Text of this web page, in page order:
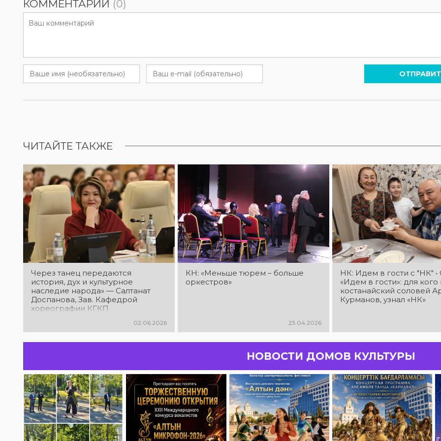
КОММЕНТАРИИ (0)
ЧИТАЙТЕ ТАКЖЕ
Через танец передаются
история, дух и культурное
наследие народа» — Салтанат
Доспанова, Зав. Кафедрой
хореографии КГКП
колледжа» лауреат премии клуба
меценатов Костанайской области,
лауреат международных и
02.06.2026
КН: «Меньше тюрем – больше
оркестров»
23.04.2026
НК: Идем в гости с "НК" •
«Идем в гости»: для кого
костанайский соловей
Курманов, узнал «НК»
НОВОСТИ ДОМОВ КУЛЬТУРЫ